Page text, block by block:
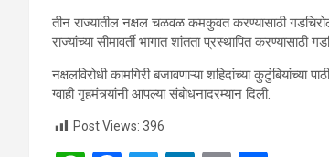
तीन राज्यातील नक्षल चळवळ कमकुवत करण्यासाठी
राज्यांच्या सीमावर्ती भागात शांतता प्रस्थापित करण्यासाठी
नक्षलविरोधी कामगिरी बजावणाऱ्या शहिदांच्या
ग्वाही गृहमंत्र्यांनी आपल्या संबोधनादरम्यान दिली.
Post Views: 396